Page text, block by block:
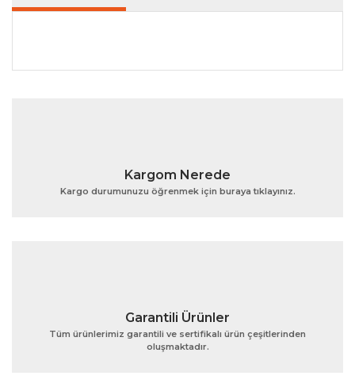
Bu ürünün fiyat bilgisi, resim, ürün açıklamalarında ve
Ürün açıklamasında eksik bilgiler bulunuyor.
Gönder
Kargom Nerede
Kargo durumunuzu öğrenmek için buraya tıklayınız.
Garantili Ürünler
Tüm ürünlerimiz garantili ve sertifikalı ürün çeşitlerinden
oluşmaktadır.